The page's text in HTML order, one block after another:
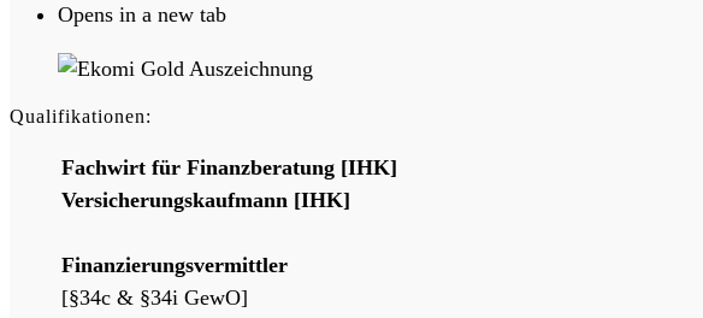
Opens in a new tab
Qualifikationen:
Fachwirt für Finanzberatung [IHK]
Versicherungskaufmann [IHK]
Finanzierungsvermittler
[§34c & §34i GewO]